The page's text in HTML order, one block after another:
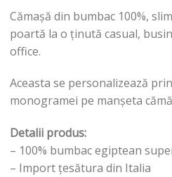
Cămașă din bumbac 100%,
poartă la o ținută casual,
office.
Aceasta se personalizează
monogramei pe manșeta
Detalii produs:
– 100% bumbac egiptean
– Import țesătura din Italia